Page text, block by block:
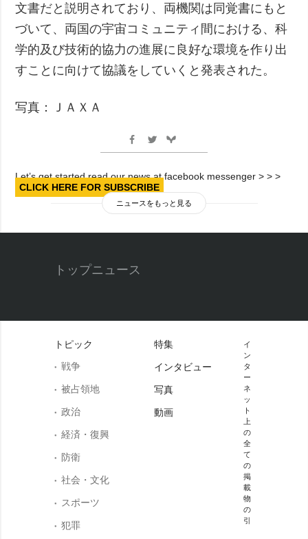
文書だと説明されており、両機関は同覚書にもと
づいて、両国の宇宙コミュニティ間における、科
学的及び技術的協力の進展に良好な環境を作り出
すことに向けて協議をしていくと発表された。
写真：ＪＡＸＡ
Let’s get started read our news at facebook messenger > > >
CLICK HERE FOR SUBSCRIBE
ニュースをもっと見る
トップニュース
トピック
戦争
被占領地
政治
経済・復興
防衛
社会・文化
スポーツ
犯罪
特集
インタビュー
写真
動画
イ
ン
タ
ー
ネ
ッ
ト
上
の
全
て
の
掲
載
物
の
引